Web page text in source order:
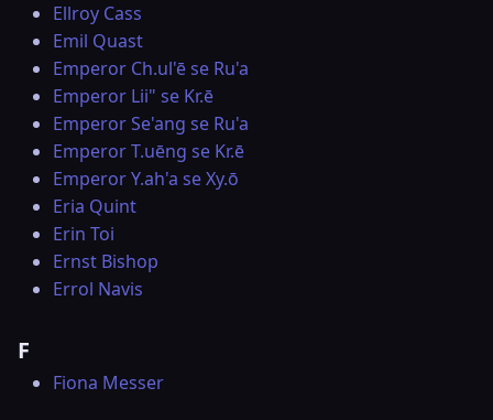
Ellroy Cass
Emil Quast
Emperor Ch.ul'ē se Ru'a
Emperor Lii" se Kr.ē
Emperor Se'ang se Ru'a
Emperor T.uēng se Kr.ē
Emperor Y.ah'a se Xy.ō
Eria Quint
Erin Toi
Ernst Bishop
Errol Navis
F
Fiona Messer